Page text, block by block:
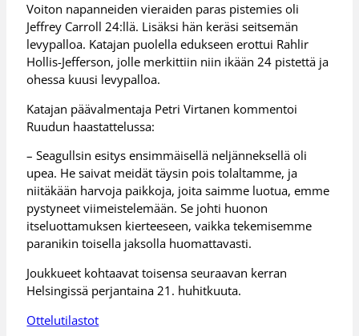
Voiton napanneiden vieraiden paras pistemies oli
Jeffrey Carroll 24:llä. Lisäksi hän keräsi seitsemän
levypalloa. Katajan puolella edukseen erottui Rahlir
Hollis-Jefferson, jolle merkittiin niin ikään 24 pistettä ja
ohessa kuusi levypalloa.
Katajan päävalmentaja Petri Virtanen kommentoi
Ruudun haastattelussa:
– Seagullsin esitys ensimmäisellä neljänneksellä oli
upea. He saivat meidät täysin pois tolaltamme, ja
niitäkään harvoja paikkoja, joita saimme luotua, emme
pystyneet viimeistelemään. Se johti huonon
itseluottamuksen kierteeseen, vaikka tekemisemme
paranikin toisella jaksolla huomattavasti.
Joukkueet kohtaavat toisensa seuraavan kerran
Helsingissä perjantaina 21. huhitkuuta.
Ottelutilastot